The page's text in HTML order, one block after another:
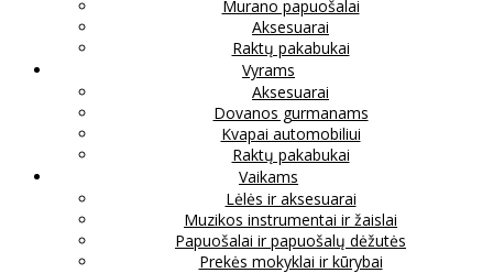
Murano papuošalai
Aksesuarai
Raktų pakabukai
Vyrams
Aksesuarai
Dovanos gurmanams
Kvapai automobiliui
Raktų pakabukai
Vaikams
Lėlės ir aksesuarai
Muzikos instrumentai ir žaislai
Papuošalai ir papuošalų dėžutės
Prekės mokyklai ir kūrybai